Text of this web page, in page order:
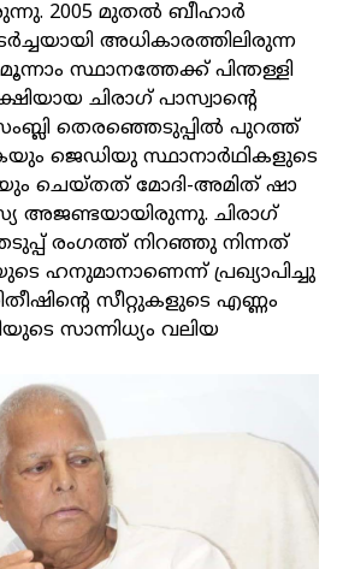
2005 മുതൽ ബീഹാർ
അധികാരത്തിലിരുന്ന
മൂന്നാം സ്ഥാനത്തേക്ക് പിന്തള്ളി
ചിരാഗ് പാസ്വാന്റെ
തെരഞ്ഞെടുപ്പിൽ പുറത്ത്
ജെഡിയു സ്ഥാനാര്‍ഥികളുടെ
ചെയ്തത് മോദി-അമിത് ഷാ
അജണ്ടയായിരുന്നു. ചിരാഗ്
രംഗത്ത് നിറഞ്ഞു നിന്നത്
ഹനുമാനാണെന്ന് പ്രഖ്യാപിച്ചു
സീറ്റുകളുടെ എണ്ണം
സാന്നിധ്യം വലിയ